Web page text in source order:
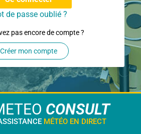
de passe oublié ?
pas encore de compte ?
Créer mon compte
CONSULT
MÉTÉO EN DIRECT